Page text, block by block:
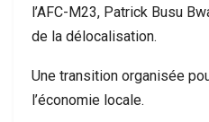
l’AFC-M23, Patrick Busu
de la délocalisation.
Une transition organisée
l’économie locale.